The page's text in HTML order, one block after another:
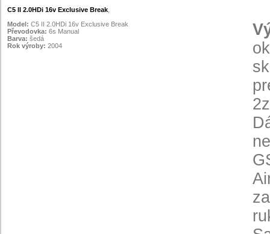
C5 II 2.0HDi 16v Exclusive Break
Model: C5 II 2.0HDi 16v Exclusive Break
Převodovka: 6s Manual
Barva: šedá
Rok výroby: 2004